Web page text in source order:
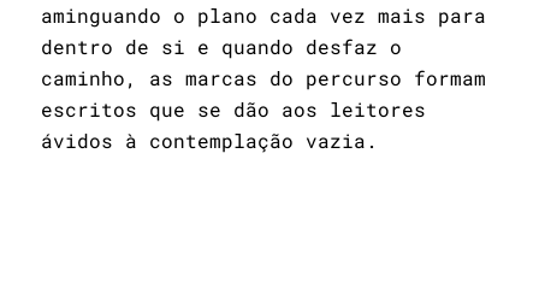
aminguando o plano cada vez mais para
dentro de si e quando desfaz o
caminho, as marcas do percurso formam
escritos que se dão aos leitores
ávidos à contemplação vazia.